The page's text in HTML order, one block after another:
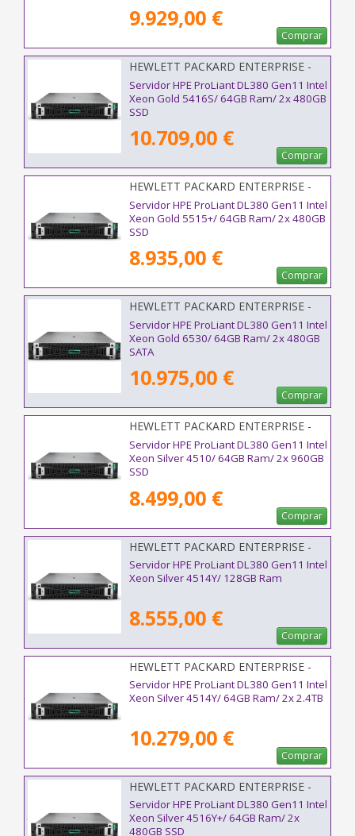
9.929,00 €
Comprar
HEWLETT PACKARD ENTERPRISE -
P81784-425
Servidor HPE ProLiant DL380 Gen11 Intel
Xeon Gold 5416S/ 64GB Ram/ 2x 480GB
SSD
10.709,00 €
Comprar
HEWLETT PACKARD ENTERPRISE -
P81785-425
Servidor HPE ProLiant DL380 Gen11 Intel
Xeon Gold 5515+/ 64GB Ram/ 2x 480GB
SSD
8.935,00 €
Comprar
HEWLETT PACKARD ENTERPRISE -
P81787-425
Servidor HPE ProLiant DL380 Gen11 Intel
Xeon Gold 6530/ 64GB Ram/ 2x 480GB
SATA
10.975,00 €
Comprar
HEWLETT PACKARD ENTERPRISE -
P71674-425
Servidor HPE ProLiant DL380 Gen11 Intel
Xeon Silver 4510/ 64GB Ram/ 2x 960GB
SSD
8.499,00 €
Comprar
HEWLETT PACKARD ENTERPRISE -
P77242-425
Servidor HPE ProLiant DL380 Gen11 Intel
Xeon Silver 4514Y/ 128GB Ram
8.555,00 €
Comprar
HEWLETT PACKARD ENTERPRISE -
P77235-425
Servidor HPE ProLiant DL380 Gen11 Intel
Xeon Silver 4514Y/ 64GB Ram/ 2x 2.4TB
10.279,00 €
Comprar
HEWLETT PACKARD ENTERPRISE -
P81786-425
Servidor HPE ProLiant DL380 Gen11 Intel
Xeon Silver 4516Y+/ 64GB Ram/ 2x
480GB SSD